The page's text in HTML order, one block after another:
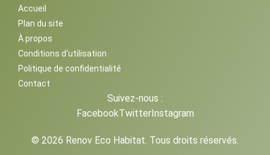
Accueil
Plan du site
À propos
Conditions d'utilisation
Politique de confidentialité
Contact
Suivez-nous :
FacebookTwitterInstagram
© 2026 Renov Eco Habitat. Tous droits réservés.